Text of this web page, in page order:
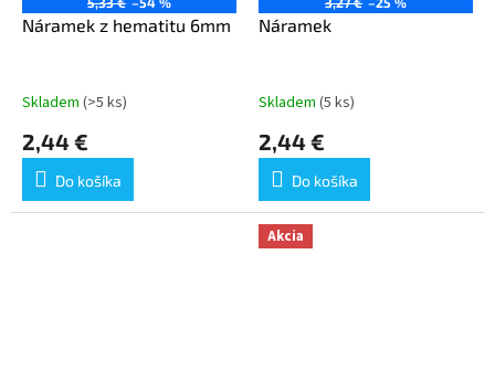
Náramek z hematitu 6mm
Skladem (>5 ks)
2,44 €
Do košíka
Náramek
Skladem (5 ks)
2,44 €
Do košíka
Akcia